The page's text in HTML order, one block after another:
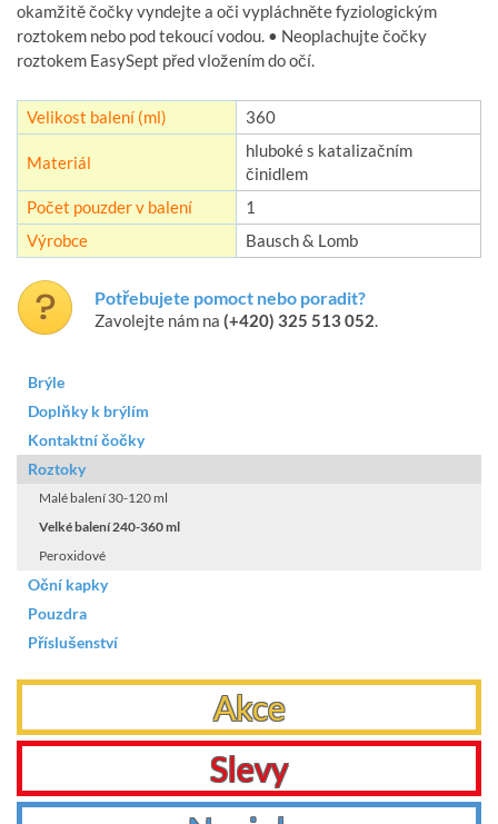
okamžitě čočky vyndejte a oči vypláchněte fyziologickým
roztokem nebo pod tekoucí vodou. • Neoplachujte čočky
roztokem EasySept před vložením do očí.
Velikost balení (ml) 360
Materiál
hluboké s katalizačním
činidlem
Počet pouzder v balení
1
Výrobce
Bausch & Lomb
Potřebujete pomoct nebo poradit?
Zavolejte nám na (+420) 325 513 052.
Brýle
Doplňky k brýlím
Kontaktní čočky
Roztoky
Malé balení 30-120 ml
Velké balení 240-360 ml
Peroxidové
Oční kapky
Pouzdra
Příslušenství
Akce
Slevy